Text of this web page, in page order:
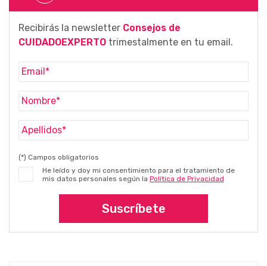
Recibirás la newsletter Consejos de
CUIDADOEXPERTO trimestalmente en tu email.
(*) Campos obligatorios
He leído y doy mi consentimiento para el tratamiento de
mis datos personales según la Política de Privacidad
Suscríbete